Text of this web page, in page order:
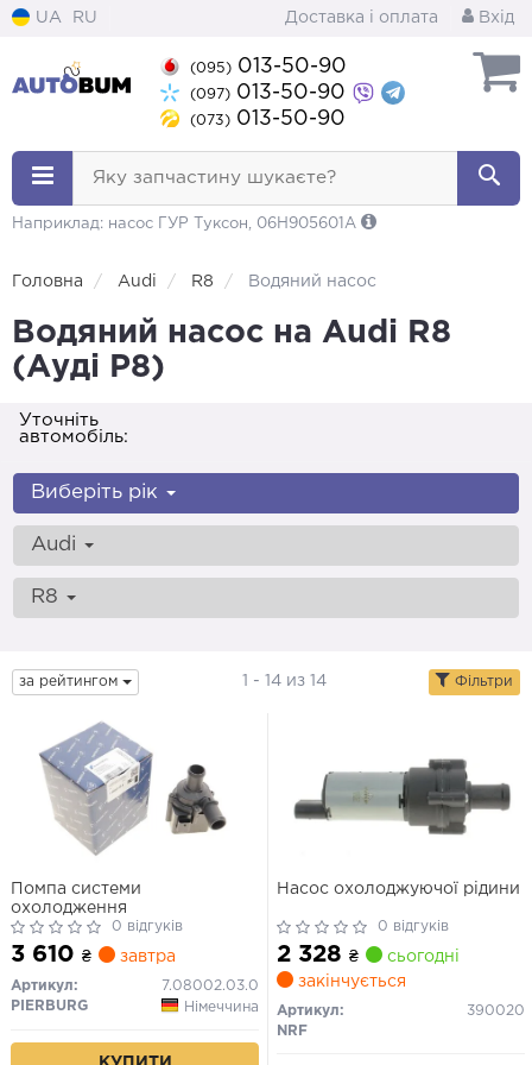
UA RU Доставка і оплата Вхід
(095) 013-50-90
(097) 013-50-90
(073) 013-50-90
Яку запчастину шукаєте?
Наприклад: насос ГУР Туксон, 06H905601A
Головна Audi R8 Водяний насос
Водяний насос на Audi R8
(Ауді Р8)
Уточніть
автомобіль:
Виберіть рік
Audi
R8
за рейтингом 1 - 14 из 14 Фільтри
Помпа системи
охолодження
0 відгуків
3 610 ₴ завтра
Артикул:
7.08002.03.0
PIERBURG
Німеччина
Насос охолоджуючої рідини
0 відгуків
2 328 ₴
сьогодні
закінчується
Артикул:
390020
NRF